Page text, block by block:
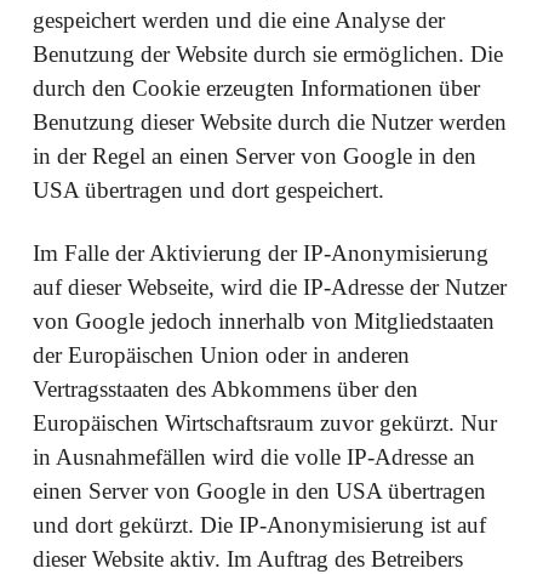
gespeichert werden und die eine Analyse der
Benutzung der Website durch sie ermöglichen. Die
durch den Cookie erzeugten Informationen über
Benutzung dieser Website durch die Nutzer werden
in der Regel an einen Server von Google in den
USA übertragen und dort gespeichert.
Im Falle der Aktivierung der IP-Anonymisierung
auf dieser Webseite, wird die IP-Adresse der Nutzer
von Google jedoch innerhalb von Mitgliedstaaten
der Europäischen Union oder in anderen
Vertragsstaaten des Abkommens über den
Europäischen Wirtschaftsraum zuvor gekürzt. Nur
in Ausnahmefällen wird die volle IP-Adresse an
einen Server von Google in den USA übertragen
und dort gekürzt. Die IP-Anonymisierung ist auf
dieser Website aktiv. Im Auftrag des Betreibers